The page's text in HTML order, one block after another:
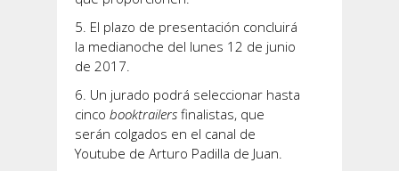
El plazo de presentación concluirá
la medianoche del lunes 12 de junio
de 2017.
Un jurado podrá seleccionar hasta
cinco booktrailers finalistas, que
serán colgados en el canal de
Youtube de Arturo Padilla de Juan.